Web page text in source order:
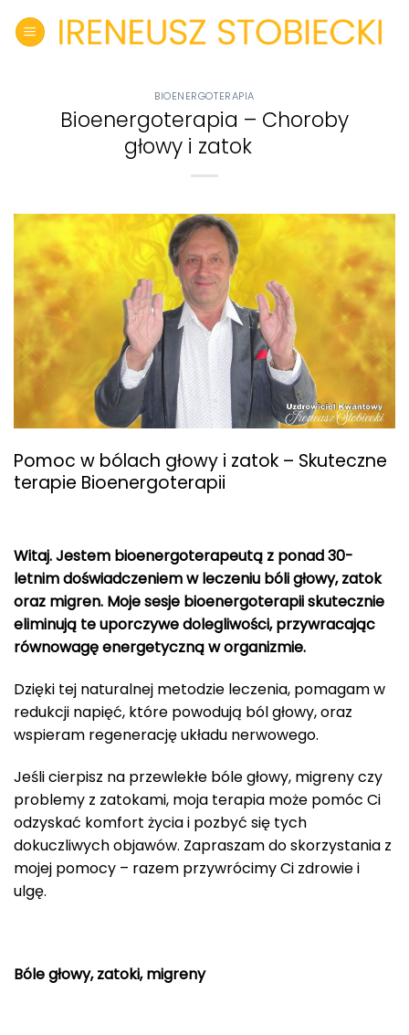
BIOENERGOTERAPIA
Bioenergoterapia – Choroby
głowy i zatok
Pomoc w bólach głowy i zatok – Skuteczne
terapie Bioenergoterapii
Witaj. Jestem bioenergoterapeutą z ponad 30-
letnim doświadczeniem w leczeniu bóli głowy, zatok
oraz migren. Moje sesje bioenergoterapii skutecznie
eliminują te uporczywe dolegliwości, przywracając
równowagę energetyczną w organizmie.
Dzięki tej naturalnej metodzie leczenia, pomagam w
redukcji napięć, które powodują ból głowy, oraz
wspieram regenerację układu nerwowego.
Jeśli cierpisz na przewlekłe bóle głowy, migreny czy
problemy z zatokami, moja terapia może pomóc Ci
odzyskać komfort życia i pozbyć się tych
dokuczliwych objawów. Zapraszam do skorzystania z
mojej pomocy – razem przywrócimy Ci zdrowie i
ulgę.
Bóle głowy, zatoki, migreny